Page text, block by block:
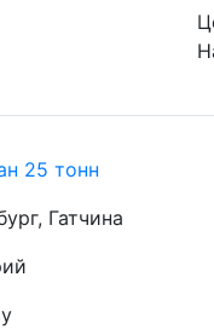
25 тонн
Гатчина